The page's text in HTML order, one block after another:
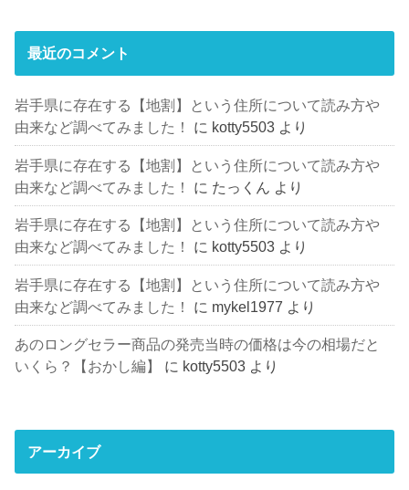
最近のコメント
岩手県に存在する【地割】という住所について読み方や
由来など調べてみました！
に kotty5503 より
岩手県に存在する【地割】という住所について読み方や
由来など調べてみました！
に たっくん より
岩手県に存在する【地割】という住所について読み方や
由来など調べてみました！
に kotty5503 より
岩手県に存在する【地割】という住所について読み方や
由来など調べてみました！
に mykel1977 より
あのロングセラー商品の発売当時の価格は今の相場だと
いくら？【おかし編】
に kotty5503 より
アーカイブ